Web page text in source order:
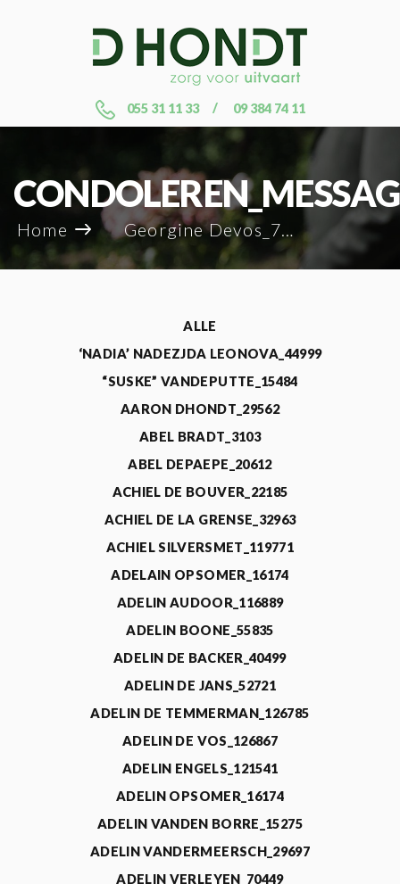
055 31 11 33 09 384 74 11
Home Georgine Devos_70462
ALLE
‘NADIA’ NADEZJDA LEONOVA_44999
“SUSKE” VANDEPUTTE_15484
AARON DHONDT_29562
ABEL BRADT_3103
ABEL DEPAEPE_20612
ACHIEL DE BOUVER_22185
ACHIEL DE LA GRENSE_32963
ACHIEL SILVERSMET_119771
ADELAIN OPSOMER_16174
ADELIN AUDOOR_116889
ADELIN BOONE_55835
ADELIN DE BACKER_40499
ADELIN DE JANS_52721
ADELIN DE TEMMERMAN_126785
ADELIN DE VOS_126867
ADELIN ENGELS_121541
ADELIN OPSOMER_16174
ADELIN VANDEN BORRE_15275
ADELIN VANDERMEERSCH_29697
ADELIN VERLEYEN_70449